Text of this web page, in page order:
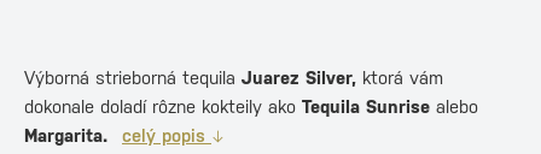
Výborná strieborná tequila Juarez Silver, ktorá vám
dokonale doladí rôzne kokteily ako Tequila Sunrise alebo
Margarita.
celý popis